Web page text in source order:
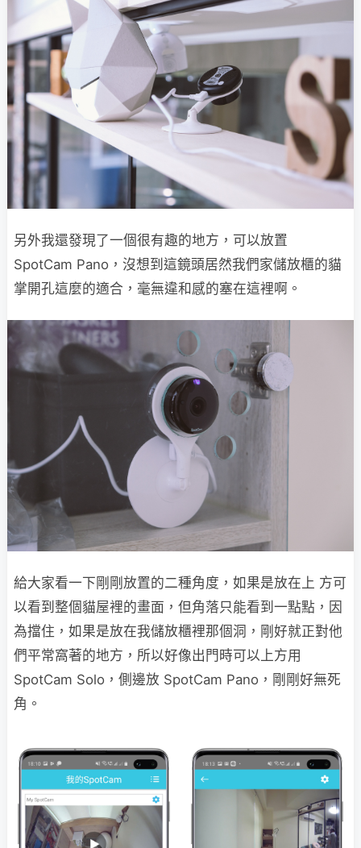
另外我還發現了一個很有趣的地方，可以放置
SpotCam Pano，沒想到這鏡頭居然我們家儲放櫃的貓
掌開孔這麼的適合，毫無違和感的塞在這裡啊。
給大家看一下剛剛放置的二種角度，如果是放在上 方可
以看到整個貓屋裡的畫面，但角落只能看到一點點，因
為擋住，如果是放在我儲放櫃裡那個洞，剛好就正對他
們平常窩著的地方，所以好像出門時可以上方用
SpotCam Solo，側邊放 SpotCam Pano，剛剛好無死
角。